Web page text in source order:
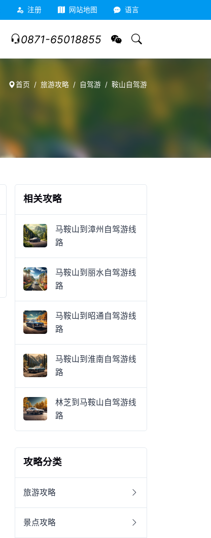
注册 网站地图 语言
0871-65018855
首页 旅游攻略 自驾游 鞍山自驾游
相关攻略
马鞍山到漳州自驾游线
路
马鞍山到丽水自驾游线
路
马鞍山到昭通自驾游线
路
马鞍山到淮南自驾游线
路
林芝到马鞍山自驾游线
路
攻略分类
旅游攻略
景点攻略